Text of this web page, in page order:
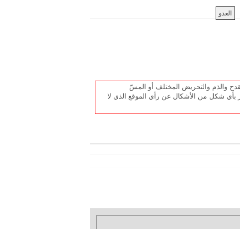
العدو
والذم والتحريض المختلف أو المسّ
بأي شكل من الأشكال عن رأي الموقع الذي لا